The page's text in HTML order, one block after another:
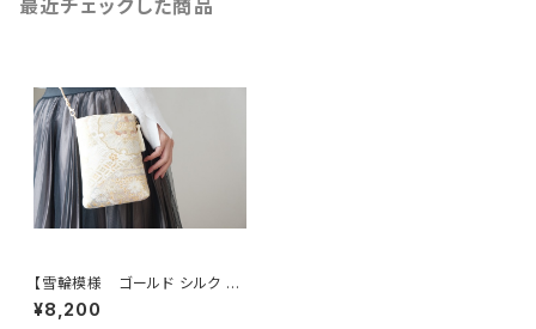
最近チェックした商品
【雪輪模様 ゴールド シルク 帯
リメイク スマホショルダーバッ
グ】日常使い、お呼ばれの日に。
¥8,200